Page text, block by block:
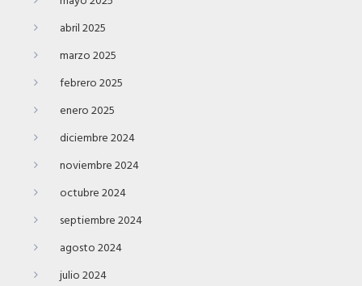
abril 2025
marzo 2025
febrero 2025
enero 2025
diciembre 2024
noviembre 2024
octubre 2024
septiembre 2024
agosto 2024
julio 2024